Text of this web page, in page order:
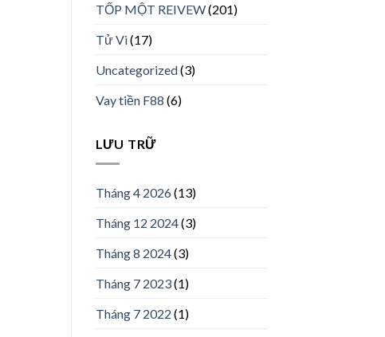
TỐP MỘT REIVEW(201)
Tử Vi(17)
Uncategorized(3)
Vay tiền F88 (6)
LƯU TRỮ
Tháng 4 2026(13)
Tháng 12 2024(3)
Tháng 8 2024(3)
Tháng 7 2023(1)
Tháng 7 2022 (1)